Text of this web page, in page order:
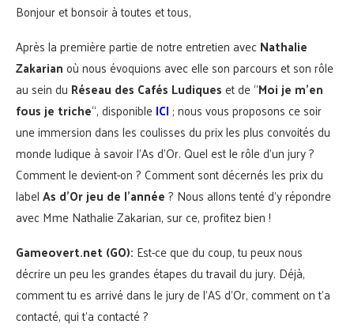
Bonjour et bonsoir à toutes et tous,
Après la première partie de notre entretien avecNathalie
Zakarianoù nous évoquions avec elle son parcours et son rôle
au sein du Réseau des Cafés Ludiqueset de “Moi je m’en
fous je triche“, disponibleICI ; nous vous proposons ce soir
une immersion dans les coulisses du prix les plus convoités du
monde ludique à savoir l’As d’Or. Quel est le rôle d’un jury ?
Comment le devient-on ? Comment sont décernés les prix du
labelAs d’Or jeu de l’année? Nous allons tenté d’y répondre
avec Mme Nathalie Zakarian, sur ce, profitez bien !
Gameovert.net (GO): Est-ce que du coup, tu peux nous
décrire un peu les grandes étapes du travail du jury. Déjà,
comment tu es arrivé dans le jury de l’AS d’Or, comment on t’a
contacté, qui t’a contacté ?